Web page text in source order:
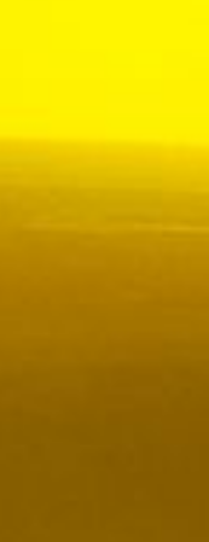
för VR City